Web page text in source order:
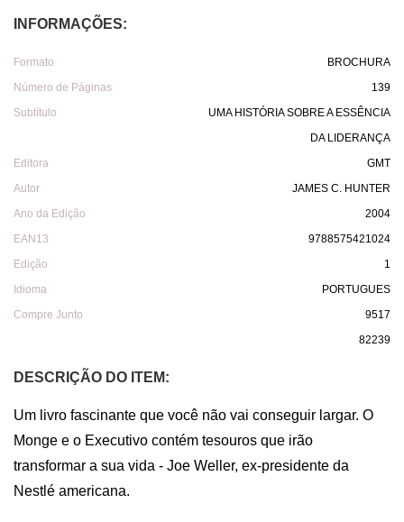
INFORMAÇÕES:
Formato
BROCHURA
Número de Páginas
139
Subtítulo
UMA HISTÓRIA SOBRE A ESSÊNCIA
DA LIDERANÇA
Editora
GMT
Autor
JAMES C. HUNTER
Ano da Edição
2004
EAN13
9788575421024
Edição
1
Idioma
PORTUGUES
Compre Junto
9517
82239
DESCRIÇÃO DO ITEM:
Um livro fascinante que você não vai conseguir largar. O
Monge e o Executivo contém tesouros que irão
transformar a sua vida - Joe Weller, ex-presidente da
Nestlé americana.